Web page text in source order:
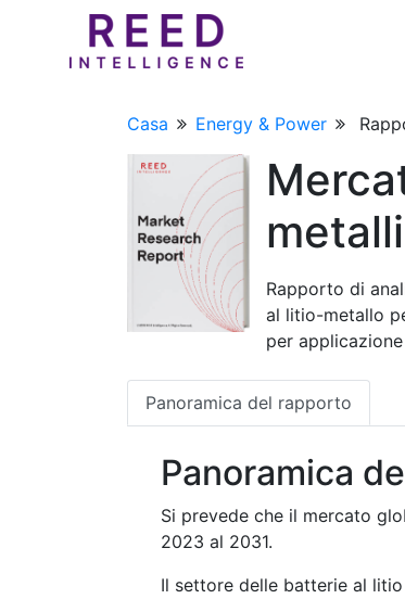
Casa Energy & Power
Rapporto di
al litio-metallo
per
Panoramica del rapporto
Panoramica
Si prevede che il mercato
2023 al 2031.
Il settore delle batterie al